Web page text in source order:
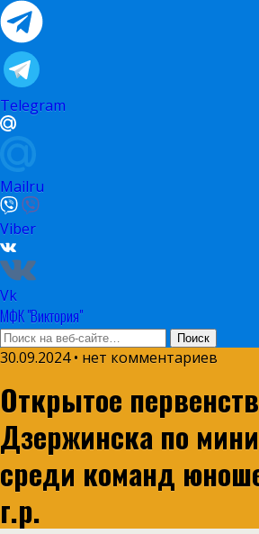
Telegram
Mailru
Viber
Vk
МФК "Виктория"
30.09.2024 • нет комментариев
Открытое
Дзержинска по
среди команд
г.р.